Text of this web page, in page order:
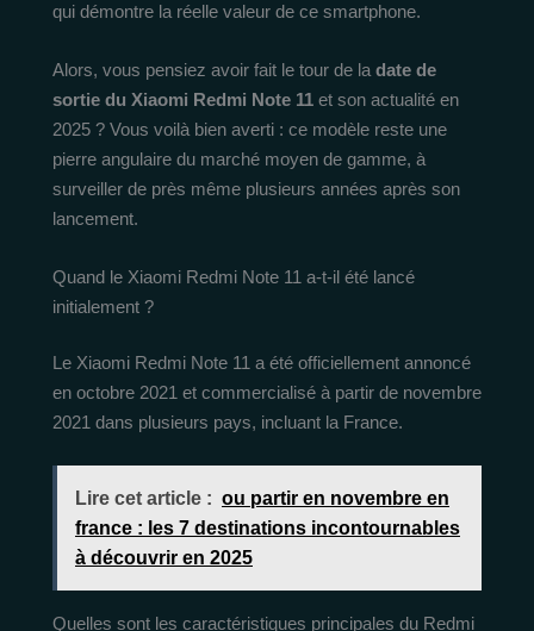
qui démontre la réelle valeur de ce smartphone.
Alors, vous pensiez avoir fait le tour de la date de
sortie du Xiaomi Redmi Note 11 et son actualité en
2025 ? Vous voilà bien averti : ce modèle reste une
pierre angulaire du marché moyen de gamme, à
surveiller de près même plusieurs années après son
lancement.
Quand le Xiaomi Redmi Note 11 a-t-il été lancé
initialement ?
Le Xiaomi Redmi Note 11 a été officiellement annoncé
en octobre 2021 et commercialisé à partir de novembre
2021 dans plusieurs pays, incluant la France.
Lire cet article : ou partir en novembre en
france : les 7 destinations incontournables
à découvrir en 2025
Quelles sont les caractéristiques principales du Redmi